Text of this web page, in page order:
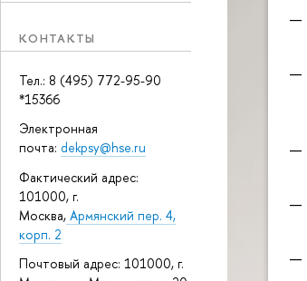
КОНТАКТЫ
Тел.: 8 (495) 772-95-90
*15366
Электронная
почта: dekpsy@hse.ru
Фактический адрес:
101000, г.
Москва, Армянский пер. 4,
корп. 2
Почтовый адрес: 101000, г.